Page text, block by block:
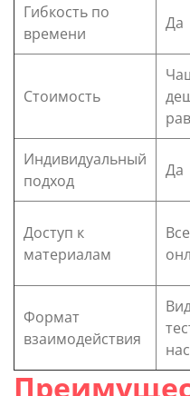
Гибкость по
времени
Да
Стоимость
Индивидуальный
подход
Да
Доступ к
материалам
Формат
взаимодействия